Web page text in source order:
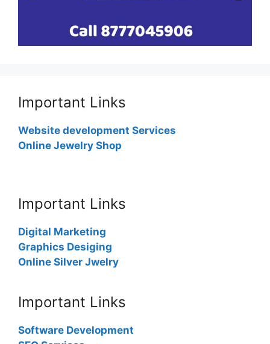
Important Links
Website development Services
Online Jewelry Shop
Important Links
Digital Marketing
Graphics Desiging
Online Silver Jwelry
Important Links
Software Development